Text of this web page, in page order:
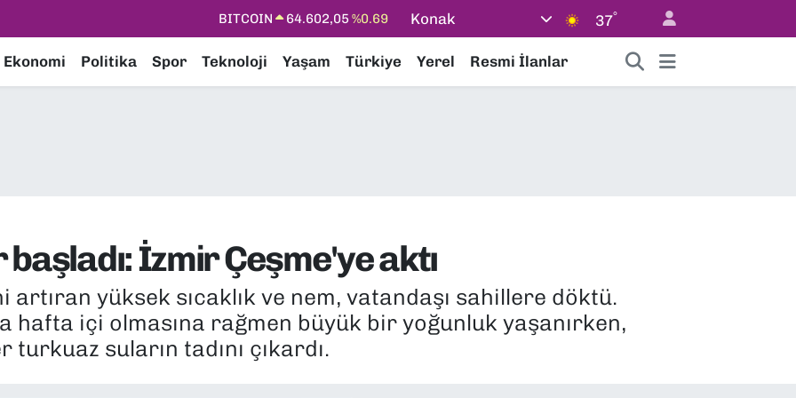
DOLAR 47,5986%0.06
STERLİN
64,2438%0.21
Konak 37°
Ekonomi Politika Spor Teknoloji Yaşam Türkiye Yerel Resmi İlanlar
İzmir Çeşme'ye aktı
yüksek sıcaklık ve nem, vatandaşı sahillere döktü.
hafta içi olmasına rağmen büyük bir yoğunluk yaşanırken,
suların tadını çıkardı.